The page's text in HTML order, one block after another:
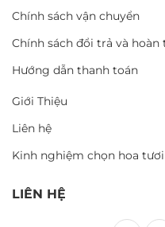
Chính sách vận chuyển
Chính sách đổi trả và hoàn
Hướng dẫn thanh toán
Giới Thiệu
Liên hệ
Kinh nghiệm chọn hoa tươi
LIÊN HỆ